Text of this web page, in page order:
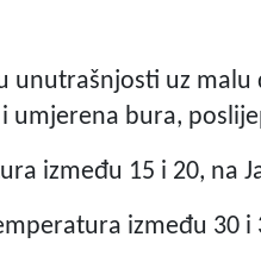
unutrašnjosti uz
umjerena bura,
između 15 i 20, na
između 30 i